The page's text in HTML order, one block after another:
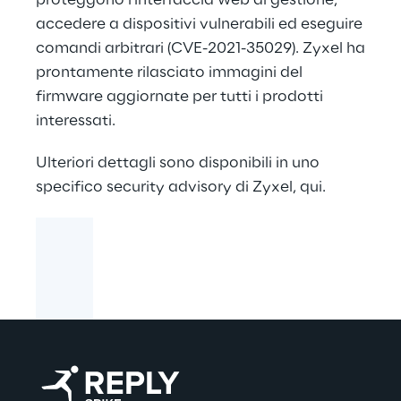
accedere a dispositivi vulnerabili ed eseguire
comandi arbitrari (CVE-2021-35029). Zyxel ha
prontamente rilasciato immagini del
firmware aggiornate per tutti i prodotti
interessati.
Ulteriori dettagli sono disponibili in uno
specifico security advisory di Zyxel, qui.